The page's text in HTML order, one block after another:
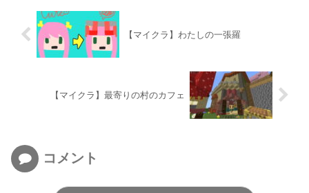
【マイクラ】わたしの一張羅
【マイクラ】最寄りの村のカフェ
コメント